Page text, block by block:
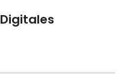
Digitales